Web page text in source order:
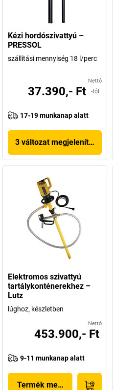
Kézi hordószivattyú –
PRESSOL
szállítási mennyiség 18 l/perc
Nettó
37.390,- Ft -tól
17-19 munkanap alatt
3 változat megjelenítése
Elektromos szivattyú
tartálykonténerekhez –
Lutz
lúghoz, készletben
Nettó
453.900,- Ft
9-11 munkanap alatt
Termék megjelenítése